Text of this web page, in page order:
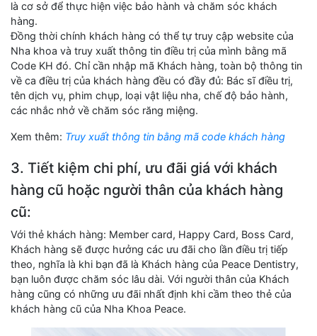
là cơ sở để thực hiện việc bảo hành và chăm sóc khách
hàng.
Đồng thời chính khách hàng có thể tự truy cập website của
Nha khoa và truy xuất thông tin điều trị của mình bằng mã
Code KH đó. Chỉ cần nhập mã Khách hàng, toàn bộ thông tin
về ca điều trị của khách hàng đều có đầy đủ: Bác sĩ điều trị,
tên dịch vụ, phim chụp, loại vật liệu nha, chế độ bảo hành,
các nhắc nhở về chăm sóc răng miệng.
Xem thêm: Truy xuất thông tin bằng mã code khách hàng
3. Tiết kiệm chi phí, ưu đãi giá với khách
hàng cũ hoặc người thân của khách hàng
cũ:
Với thẻ khách hàng: Member card, Happy Card, Boss Card,
Khách hàng sẽ được hưởng các ưu đãi cho lần điều trị tiếp
theo, nghĩa là khi bạn đã là Khách hàng của Peace Dentistry,
bạn luôn được chăm sóc lâu dài. Với người thân của Khách
hàng cũng có những ưu đãi nhất định khi cầm theo thẻ của
khách hàng cũ của Nha Khoa Peace.